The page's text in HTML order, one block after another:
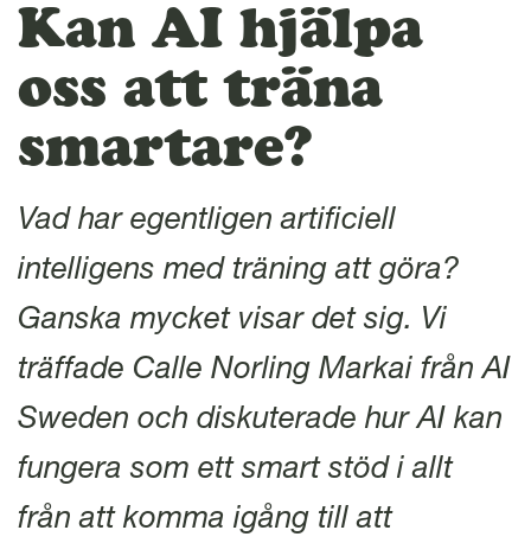
Kan AI hjälpa
oss att träna
smartare?
Vad har egentligen artificiell
intelligens med träning att göra?
Ganska mycket visar det sig. Vi
träffade Calle Norling Markai från AI
Sweden och diskuterade hur AI kan
fungera som ett smart stöd i allt
från att komma igång till att